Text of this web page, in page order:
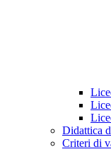
Didattica
Criteri di